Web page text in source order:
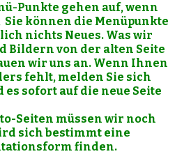
Punkte gehen auf, wenn
können die Menüpunkte
nichts Neues. Was wir
Bildern von der alten Seite
wir uns an. Wenn Ihnen
fehlt, melden Sie sich
sofort auf die neue Seite
Seiten müssen wir noch
sich bestimmt eine
finden.